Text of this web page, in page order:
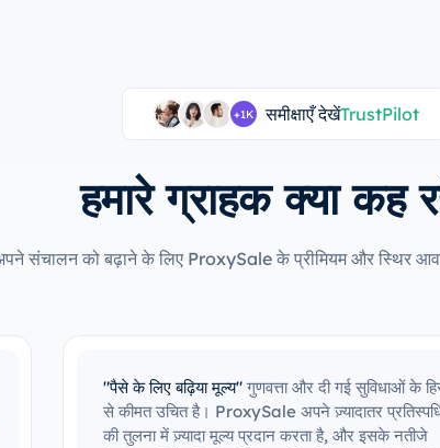
+1K समीक्षाएँ देखेंTrustPilot
हमारे ग्राहक क्या कह
संचालन को बढ़ाने के लिए ProxySale के प्रीमियम और स्थिर
"पैसे के लिए बढ़िया मूल्य" गुणवत्ता और दी गई सुविधाओं के
से कीमत उचित है। ProxySale अपने ज़्यादातर
की तुलना में ज़्यादा मूल्य प्रदान करता है, और इसके नतीजे